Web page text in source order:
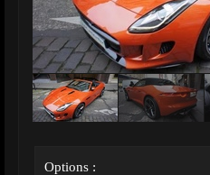
Options :